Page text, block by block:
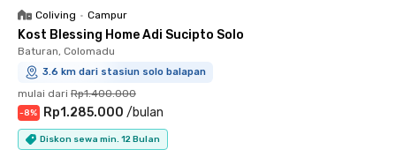
Coliving • Campur
Kost Blessing Home Adi Sucipto Solo
Baturan, Colomadu
3.6 km dari stasiun solo balapan
mulai dari Rp1.400.000
-8% Rp1.285.000 /bulan
Diskon sewa min. 12 Bulan